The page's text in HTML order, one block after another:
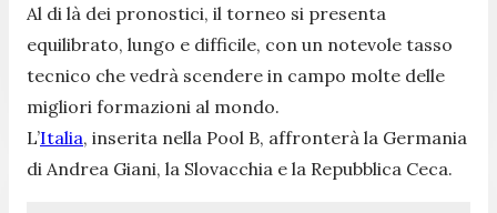
Al di là dei pronostici, il torneo si presenta
equilibrato, lungo e difficile, con un notevole tasso
tecnico che vedrà scendere in campo molte delle
migliori formazioni al mondo.
L’Italia, inserita nella Pool B, affronterà la Germania
di Andrea Giani, la Slovacchia e la Repubblica Ceca.